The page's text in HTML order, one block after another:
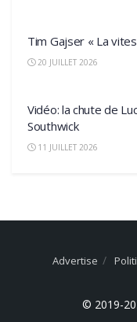
Tim Gajser « La
20 JUILLET 2026
Vidéo: la chute de
Southwick
11 JUILLET 2026
Advertise
© 2019-